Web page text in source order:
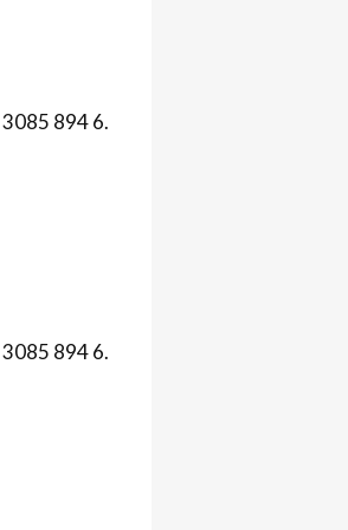
3085 8946.
3085 8946.